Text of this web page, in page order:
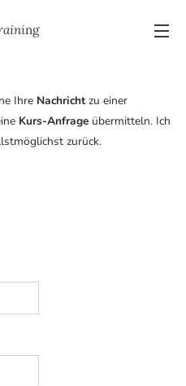
ng
Ihre Nachrichtzu einer
Kurs-Anfrage übermitteln. Ich
zurück.